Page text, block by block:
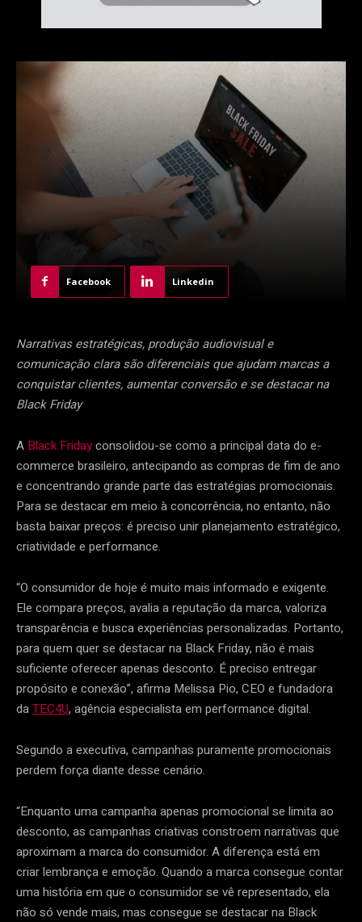
Facebook Linkedin
Narrativas estratégicas, produção audiovisual e
comunicação clara são diferenciais que ajudam marcas a
conquistar clientes, aumentar conversão e se destacar na
Black Friday
A Black Fridayconsolidou-se como a principal data do e-
commerce brasileiro, antecipando as compras de fim de ano
e concentrando grande parte das estratégias promocionais.
Para se destacar em meio à concorrência, no entanto, não
basta baixar preços: é preciso unir planejamento estratégico,
criatividade e performance.
“O consumidor de hoje é muito mais informado e exigente.
Ele compara preços, avalia a reputação da marca, valoriza
transparência e busca experiências personalizadas. Portanto,
para quem quer se destacar na Black Friday, não é mais
suficiente oferecer apenas desconto. É preciso entregar
propósito e conexão”, afirma Melissa Pio, CEO e fundadora
daTEC4U, agência especialista em performance digital.
Segundo a executiva, campanhas puramente promocionais
perdem força diante desse cenário.
“Enquanto uma campanha apenas promocional se limita ao
desconto, as campanhas criativas constroem narrativas que
aproximam a marca do consumidor. A diferença está em
criar lembrança e emoção. Quando a marca consegue contar
uma história em que o consumidor se vê representado, ela
não só vende mais, mas consegue se destacar na Black